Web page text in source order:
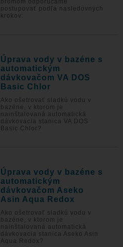
brómom odporúčame
postupovať podľa nasledovných
krokov:
Úprava vody v bazéne s
automatickým
dávkovačom VA DOS
Basic Chlor
Ako ošetrovať sladkú vodu v
bazéne, v ktorom je
nainštalovaná automatická
dávkovacia stanica VA DOS
Basic Chlor?
Úprava vody v bazéne s
automatickým
dávkovačom Aseko
Asin Aqua Redox
Ako ošetrovať sladkú vodu v
bazéne, v ktorom je
nainštalovaná automatická
dávkovacia stanica Aseko Asin
Aqua Redox?